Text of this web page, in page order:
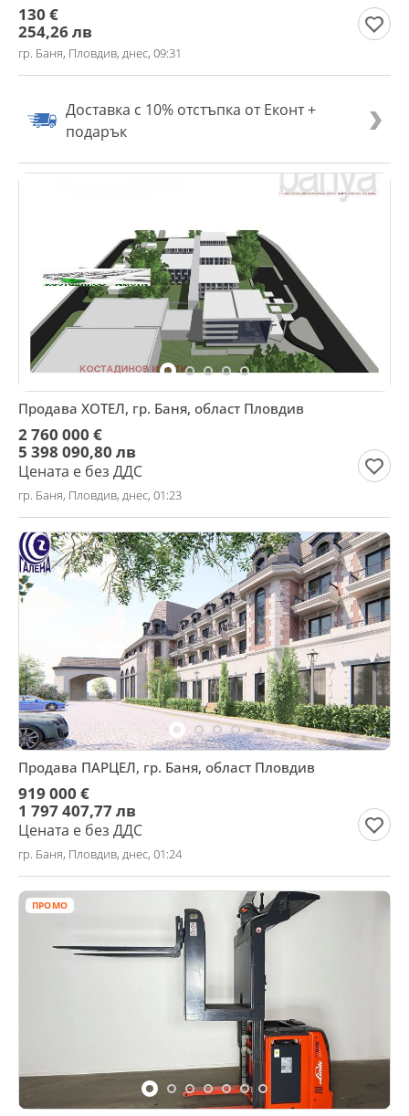
130 €
254,26 лв
гр. Баня, Пловдив, днес, 09:31
Доставка с 10% отстъпка от Еконт +
подарък
Продава ХОТЕЛ, гр. Баня, област Пловдив
2 760 000 €
5 398 090,80 лв
Цената е без ДДС
гр. Баня, Пловдив, днес, 01:23
Продава ПАРЦЕЛ, гр. Баня, област Пловдив
919 000 €
1 797 407,77 лв
Цената е без ДДС
гр. Баня, Пловдив, днес, 01:24
ПРОМО